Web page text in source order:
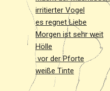
irritierter Vogel
es regnet Liebe
Morgen ist sehr weit
Hölle
vor der Pforte
weiße Tinte